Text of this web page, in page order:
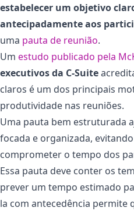
estabelecer um objetivo
antecipadamente aos
uma pauta de reunião.
Um estudo publicado pela
executivos da C-Suite
claros é um dos principais
produtividade nas reuniões.
Uma pauta bem estruturada
focada e organizada,
comprometer o tempo dos
Essa pauta deve conter os
prever um tempo estimado
la com antecedência permite